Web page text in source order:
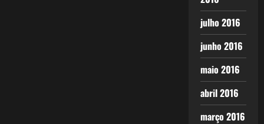
julho 2016
junho 2016
maio 2016
abril 2016
março 2016